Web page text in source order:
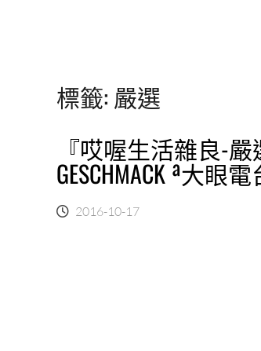
標籤: 嚴選
『哎喔生活雜良-
GESCHMACK ª大眼
2016-10-17